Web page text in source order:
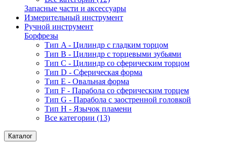
Запасные части и аксессуары
Измерительный инструмент
Ручной инструмент
Борфрезы
Тип A - Цилиндр с гладким торцом
Тип В - Цилиндр с торцевыми зубьями
Тип С - Цилиндр со сферическим торцом
Тип D - Сферическая форма
Тип Е - Овальная форма
Тип F - Парабола со сферическим торцем
Тип G - Парабола с заостренной головкой
Тип H - Язычок пламени
Все категории (13)
Каталог